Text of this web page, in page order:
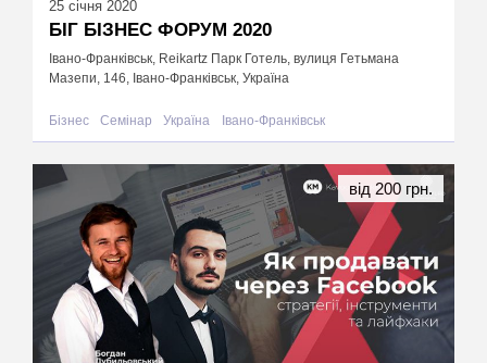
25 січня 2020
БІГ БІЗНЕС ФОРУМ 2020
Івано-Франківськ, Reikartz Парк Готель, вулиця Гетьмана
Мазепи, 146, Івано-Франківськ, Україна
Бізнес Семінар Україна Івано-Франківськ
від 200 грн.